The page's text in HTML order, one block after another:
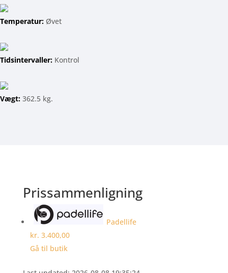
Temperatur: Øvet
Tidsintervaller: Kontrol
Vægt: 362.5 kg.
Prissammenligning
Padellife
kr. 3.400,00
Gå til butik